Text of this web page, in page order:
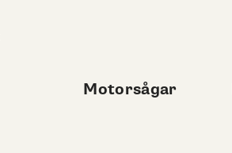
Motorsågar